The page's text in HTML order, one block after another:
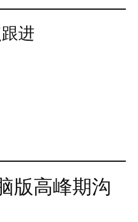
进
版高峰期沟